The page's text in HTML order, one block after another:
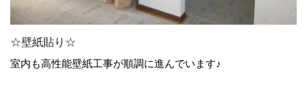
☆壁紙貼り☆
室内も高性能壁紙工事が順調に進んでいます♪